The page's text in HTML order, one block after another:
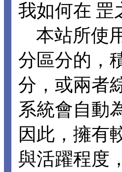
我如何在 罡
本站所使
分區分的，
分，或兩者
系統會自動
因此，擁有
與活躍程度